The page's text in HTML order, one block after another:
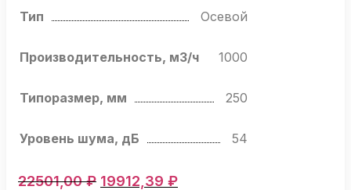
Тип Осевой
Производительность, м3/ч 1000
Типоразмер, мм 250
Уровень шума, дБ 54
22501,00₽ Первоначальная
19912,39 ₽Текущая